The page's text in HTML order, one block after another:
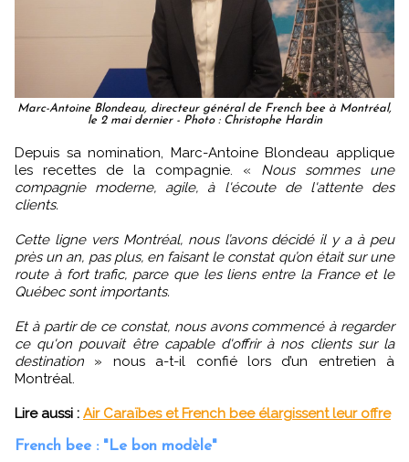
Marc-Antoine Blondeau, directeur général de French bee à Montréal,
le 2 mai dernier - Photo : Christophe Hardin
Depuis sa nomination, Marc-Antoine Blondeau applique
les recettes de la compagnie. « Nous sommes une
compagnie moderne, agile, à l'écoute de l'attente des
clients.
Cette ligne vers Montréal, nous l’avons décidé il y a à peu
près un an, pas plus, en faisant le constat qu’on était sur une
route à fort trafic, parce que les liens entre la France et le
Québec sont importants.
Et à partir de ce constat, nous avons commencé à regarder
ce qu'on pouvait être capable d'offrir à nos clients sur la
destination » nous a-t-il confié lors d’un entretien à
Montréal.
Lire aussi : Air Caraïbes et French bee élargissent leur offre
French bee : "Le bon modèle"